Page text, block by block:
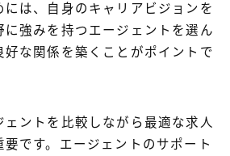
は、自身のキャリアビジョンを
に強みを持つエージェントを選ん
好な関係を築くことがポイントで
ェントを比較しながら最適な求人
です。エージェントのサポート